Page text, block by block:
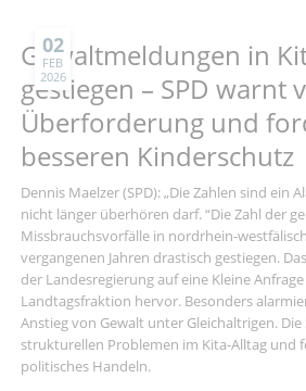
-
MAELZER
WARNT:
40
SCHULEN
SIND
02
FEB
2026
Gewaltmeldungen in
gestiegen – SPD warnt
Überforderung und
besseren Kinderschutz
Dennis Maelzer (SPD): „Die Zahlen sind ein
nicht länger überhören darf. “Die Zahl der
Missbrauchsvorfälle in nordrhein-
vergangenen Jahren drastisch gestiegen.
der Landesregierung auf eine Kleine Anfrage
Landtagsfraktion hervor. Besonders
Anstieg von Gewalt unter Gleichaltrigen. Die
strukturellen Problemen im Kita-Alltag und
politisches Handeln.